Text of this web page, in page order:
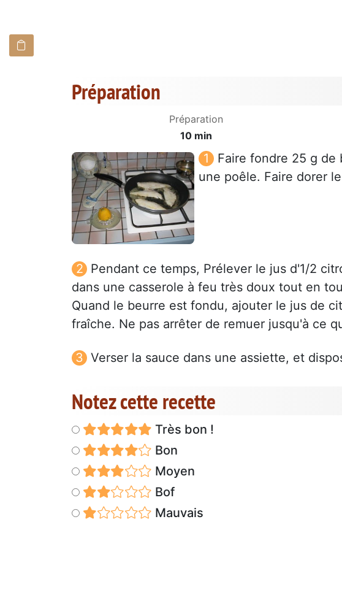
Préparation
Préparation
10 min
Faire fondre 25 g de
une poêle. Faire dorer
Pendant ce temps, Prélever le jus d'1/2
dans une casserole à feu très doux tout en
Quand le beurre est fondu, ajouter le jus de
fraîche. Ne pas arrêter de remuer jusqu'à ce
Verser la sauce dans une assiette, et
Notez cette recette
Très bon !
Bon
Moyen
Bof
Mauvais